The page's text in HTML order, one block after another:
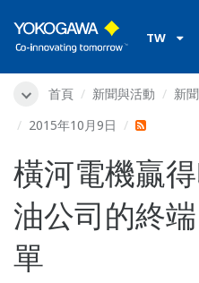
TW
首頁 新聞與活動 新聞
2015年10月9日
橫河電機贏
油公司的終
單